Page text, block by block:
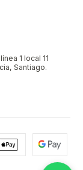
1 local 11
Santiago.